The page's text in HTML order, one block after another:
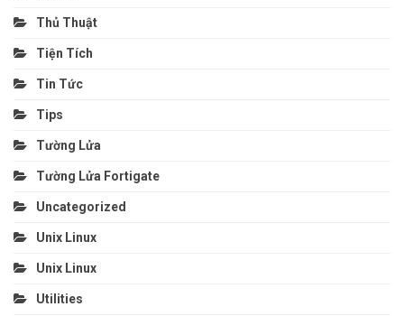
Thủ Thuật
Tiện Tích
Tin Tức
Tips
Tường Lửa
Tường Lửa Fortigate
Uncategorized
Unix Linux
Unix Linux
Utilities